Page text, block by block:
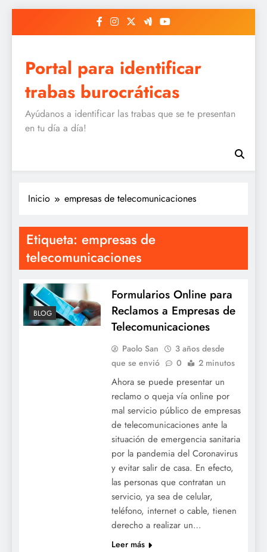
Portal para identificar
trabas burocráticas
Ayúdanos a identificar las trabas que se te presentan
en tu día a día!
Inicio empresas de telecomunicaciones
Etiqueta: empresas de
telecomunicaciones
BLOG
Formularios Online para
Reclamos a Empresas de
Telecomunicaciones
Paolo San
3 años desde
que se envió
0 2 minutos
Ahora se puede presentar un
reclamo o queja vía online por
mal servicio público de empresas
de telecomunicaciones ante la
situación de emergencia sanitaria
por la pandemia del Coronavirus
y evitar salir de casa. En efecto,
las personas que contratan un
servicio, ya sea de celular,
teléfono, internet o cable, tienen
derecho a realizar un…
Leer más